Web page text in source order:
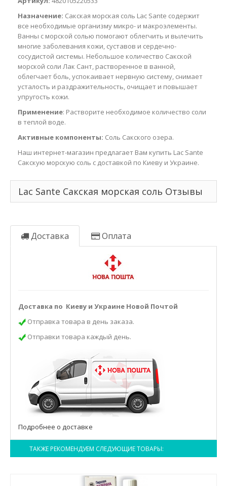
Назначение: Сакская морская соль Lac Sante содержит
все необходимые организму микро- и макроэлементы.
Ванны с морской солью помогают облегчить и вылечить
многие заболевания кожи, суставов и сердечно-
сосудистой системы. Небольшое количество Сакской
морской соли Лак Сант, растворенное в ванной,
облегчает боль, успокаивает нервную систему, снимает
усталость и раздражительность, очищает и повышает
упругость кожи.
Применение: Растворите необходимое количество соли
в теплой воде.
Активные компоненты: Соль Сакского озера.
Наш интернет-магазин предлагает Вам купить Lac Sante
Сакскую морскую соль с доставкой по Киеву и Украине.
Lac Sante Сакская морская соль Отзывы
Доставка Оплата
Доставка по Киеву и Украине Новой Почтой
Отправка товара в день заказа.
Отправки товара каждый день.
Подробнее о доставке
ТАКЖЕ РЕКОМЕНДУЕМ СЛЕДУЮЩИЕ ТОВАРЫ: